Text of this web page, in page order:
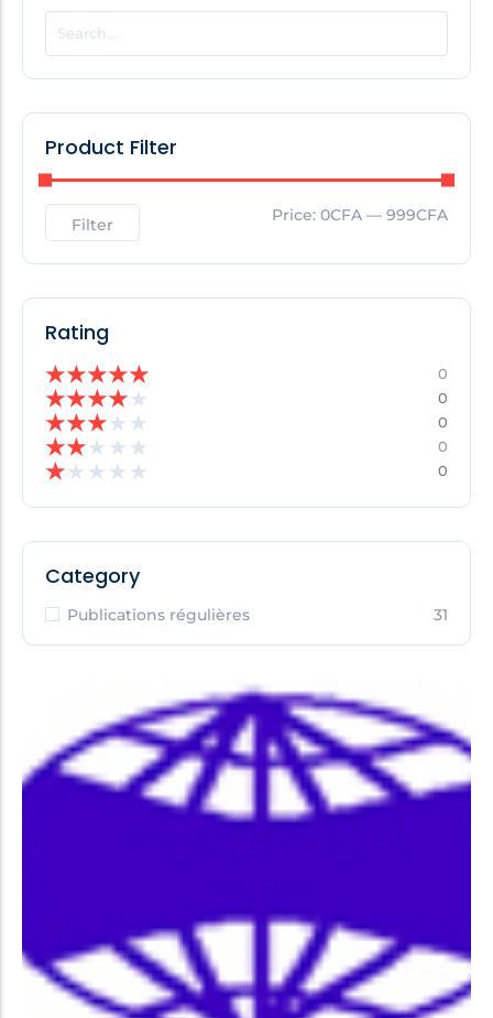
POPULAR THIS WEEK
No Posts Found!
No Posts Found!
Product Filter
Filter Price: 0CFA — 999CFA
Rating
★★★★★ 0
★★★★★ 0
★★★★ ★ 0
★★★ ★ ★ 0
★★ ★ ★ ★ 0
Category
Publications régulières 31